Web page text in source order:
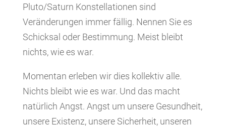
Pluto/Saturn Konstellationen sind
Veränderungen immer fällig. Nennen Sie es
Schicksal oder Bestimmung. Meist bleibt
nichts, wie es war.
Momentan erleben wir dies kollektiv alle.
Nichts bleibt wie es war. Und das macht
natürlich Angst. Angst um unsere Gesundheit,
unsere Existenz, unsere Sicherheit, unseren